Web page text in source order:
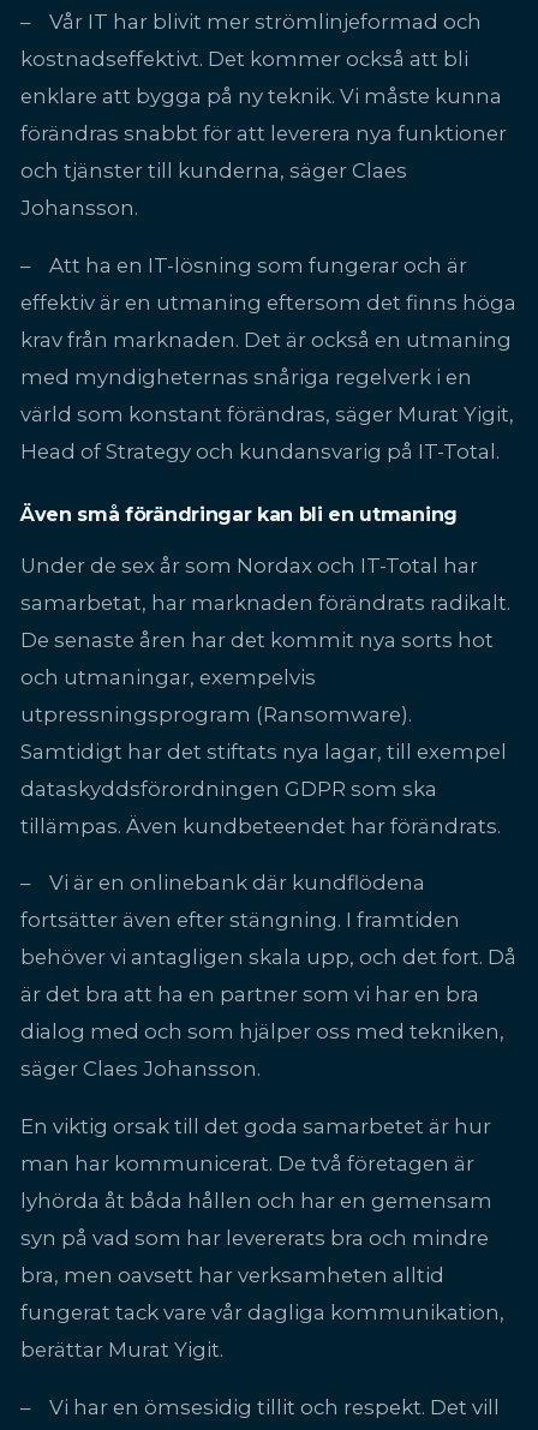
– Vår IT har blivit mer strömlinjeformad och
kostnadseffektivt. Det kommer också att bli
enklare att bygga på ny teknik. Vi måste kunna
förändras snabbt för att leverera nya funktioner
och tjänster till kunderna, säger Claes
Johansson.
– Att ha en IT-lösning som fungerar och är
effektiv är en utmaning eftersom det finns höga
krav från marknaden. Det är också en utmaning
med myndigheternas snåriga regelverk i en
värld som konstant förändras, säger Murat Yigit,
Head of Strategy och kundansvarig på IT-Total.
Även små förändringar kan bli en utmaning
Under de sex år som Nordax och IT-Total har
samarbetat, har marknaden förändrats radikalt.
De senaste åren har det kommit nya sorts hot
och utmaningar, exempelvis
utpressningsprogram (Ransomware).
Samtidigt har det stiftats nya lagar, till exempel
dataskyddsförordningen GDPR som ska
tillämpas. Även kundbeteendet har förändrats.
– Vi är en onlinebank där kundflödena
fortsätter även efter stängning. I framtiden
behöver vi antagligen skala upp, och det fort. Då
är det bra att ha en partner som vi har en bra
dialog med och som hjälper oss med tekniken,
säger Claes Johansson.
En viktig orsak till det goda samarbetet är hur
man har kommunicerat. De två företagen är
lyhörda åt båda hållen och har en gemensam
syn på vad som har levererats bra och mindre
bra, men oavsett har verksamheten alltid
fungerat tack vare vår dagliga kommunikation,
berättar Murat Yigit.
– Vi har en ömsesidig tillit och respekt. Det vill